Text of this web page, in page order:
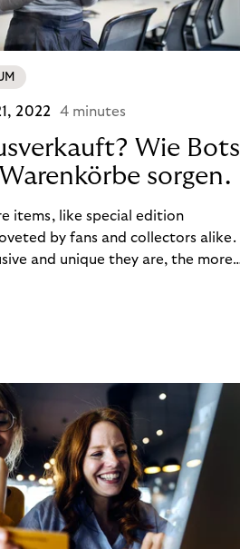
2022 4 minutes
Wie Bots
sorgen.
items, like special edition
by fans and collectors alike.
and unique they are, the more
scarcity, also known as a
be thinking, “Kerching!”. But this is
side effect – one which more
are taking technical steps to